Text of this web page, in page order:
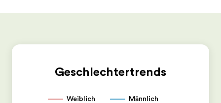
Geschlechtertrends
Weiblich Männlich